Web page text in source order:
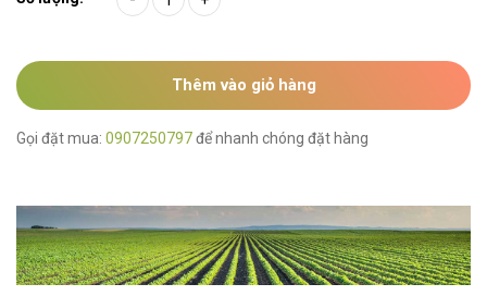
Thêm vào giỏ hàng
Gọi đặt mua: 0907250797để nhanh chóng đặt hàng